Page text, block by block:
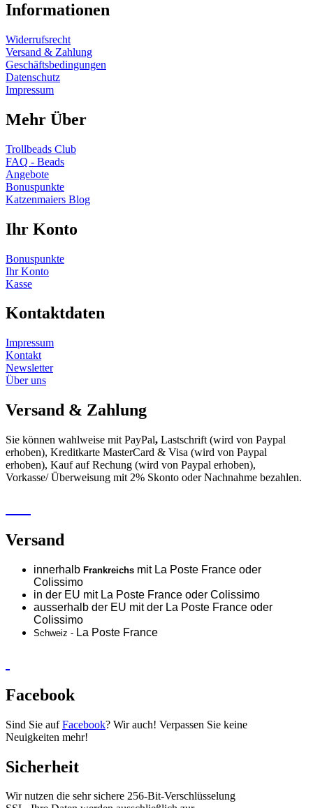
Informationen
Widerrufsrecht
Versand & Zahlung
Geschäftsbedingungen
Datenschutz
Impressum
Mehr Über
Trollbeads Club
FAQ - Beads
Angebote
Bonuspunkte
Katzenmaiers Blog
Ihr Konto
Bonuspunkte
Ihr Konto
Kasse
Kontaktdaten
Impressum
Kontakt
Newsletter
Über uns
Versand & Zahlung
Sie können wahlweise mit PayPal, Lastschrift (wird von Paypal
erhoben), Kreditkarte MasterCard & Visa (wird von Paypal
erhoben), Kauf auf Rechung (wird von Paypal erhoben),
Vorkasse/ Überweisung mit 2% Skonto oder Nachnahme bezahlen.
Versand
innerhalb Frankreichs mit La Poste France oder
Colissimo
in der EU mit La Poste France oder Colissimo
ausserhalb der EU mit der La Poste France oder
Colissimo
Schweiz - La Poste France
Facebook
Sind Sie aufFacebook? Wir auch! Verpassen Sie keine
Neuigkeiten mehr!
Sicherheit
Wir nutzen die sehr sichere 256-Bit-Verschlüsselung